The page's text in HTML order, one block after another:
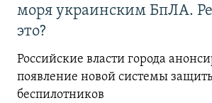
моря украинским БпЛА.
это?
Российские власти города
появление новой системы
беспилотников